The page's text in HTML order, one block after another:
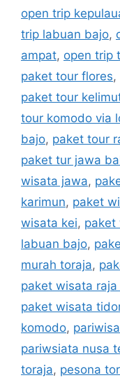
open trip
trip labuan bajo,
ampat, open trip
paket tour flores,
paket tour
tour komodo via
bajo, paket tour
paket tur jawa
wisata jawa,
karimun, paket
wisata kei, paket
labuan bajo,
murah toraja,
paket wisata
paket wisata
komodo,
pariwsiata nusa
toraja, pesona